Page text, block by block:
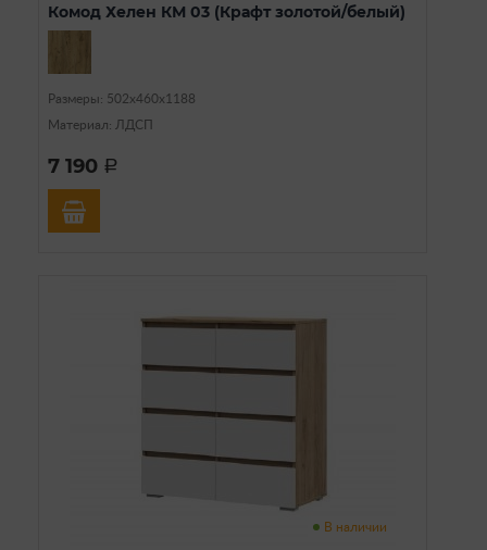
Комод Хелен КМ 03 (Крафт золотой/белый)
Размеры: 502х460х1188
Материал: ЛДСП
7 190 a
В наличии